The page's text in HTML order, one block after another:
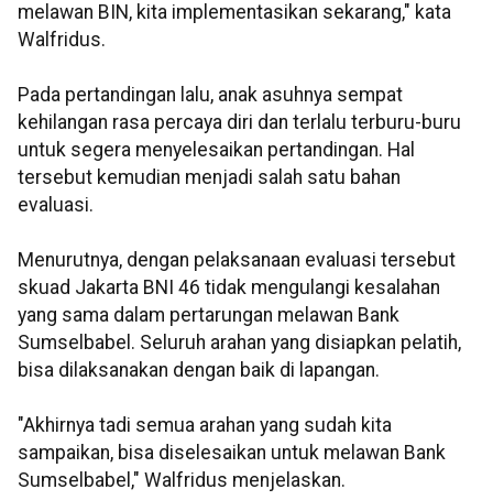
melawan BIN, kita implementasikan sekarang," kata
Walfridus.
Pada pertandingan lalu, anak asuhnya sempat
kehilangan rasa percaya diri dan terlalu terburu-buru
untuk segera menyelesaikan pertandingan. Hal
tersebut kemudian menjadi salah satu bahan
evaluasi.
Menurutnya, dengan pelaksanaan evaluasi tersebut
skuad Jakarta BNI 46 tidak mengulangi kesalahan
yang sama dalam pertarungan melawan Bank
Sumselbabel. Seluruh arahan yang disiapkan pelatih,
bisa dilaksanakan dengan baik di lapangan.
"Akhirnya tadi semua arahan yang sudah kita
sampaikan, bisa diselesaikan untuk melawan Bank
Sumselbabel," Walfridus menjelaskan.